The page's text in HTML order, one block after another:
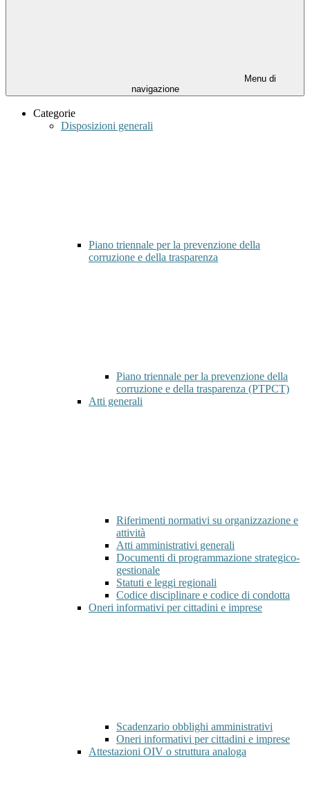
Menu di
navigazione
Categorie
Disposizioni generali
Piano triennale per la prevenzione della
corruzione e della trasparenza
Piano triennale per la prevenzione della
corruzione e della trasparenza (PTPCT)
Atti generali
Riferimenti normativi su organizzazione e
attività
Atti amministrativi generali
Documenti di programmazione strategico-
gestionale
Statuti e leggi regionali
Codice disciplinare e codice di condotta
Oneri informativi per cittadini e imprese
Scadenzario obblighi amministrativi
Oneri informativi per cittadini e imprese
Attestazioni OIV o struttura analoga